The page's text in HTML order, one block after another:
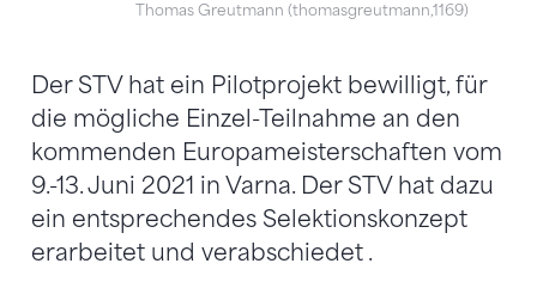
Thomas Greutmann (thomasgreutmann,1169)
Der STV hat ein Pilotprojekt bewilligt, für
die mögliche Einzel-Teilnahme an den
kommenden Europameisterschaften vom
9.-13. Juni 2021 in Varna. Der STV hat dazu
ein entsprechendes Selektionskonzept
erarbeitet und verabschiedet .